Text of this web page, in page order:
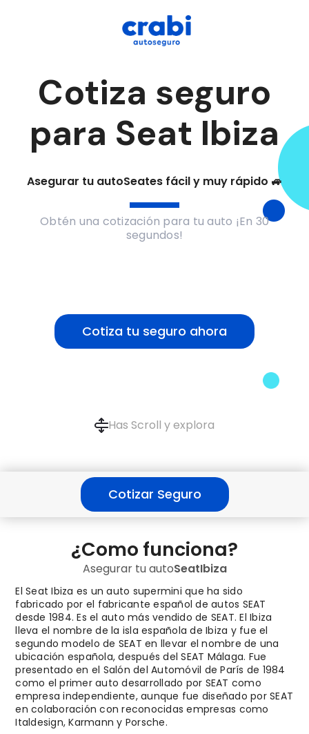
Cotiza seguro
para Seat Ibiza
Asegurar tu autoSeates fácil y muy rápido 🚙
Obtén una cotización para tu auto ¡En 30
segundos!
Cotiza tu seguro ahora
Has Scroll y explora
Cotizar Seguro
¿Como funciona?
Asegurar tu autoSeatIbiza
El Seat Ibiza es un auto supermini que ha sido
fabricado por el fabricante español de autos SEAT
desde 1984. Es el auto más vendido de SEAT. El Ibiza
lleva el nombre de la isla española de Ibiza y fue el
segundo modelo de SEAT en llevar el nombre de una
ubicación española, después del SEAT Málaga. Fue
presentado en el Salón del Automóvil de París de 1984
como el primer auto desarrollado por SEAT como
empresa independiente, aunque fue diseñado por SEAT
en colaboración con reconocidas empresas como
Italdesign, Karmann y Porsche​.